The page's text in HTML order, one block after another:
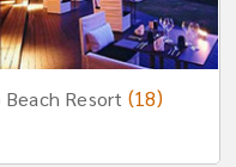
Resort (18)